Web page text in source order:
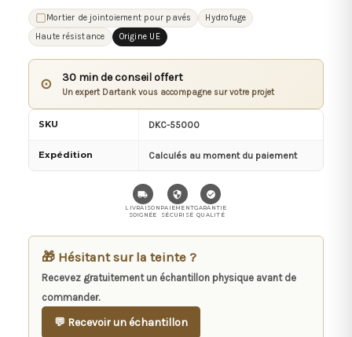
Mortier de jointoiement pour pavés
Hydrofuge
Haute résistance
Origine UE
⊙ 30 min de conseil offert
Un expert Dartank vous accompagne sur votre projet
SKU DKC-55000
Expédition Calculés au moment du paiement
LIVRAISON
SOIGNÉE
PAIEMENT
SÉCURISÉ
GARANTIE
QUALITÉ
🎁 Hésitant sur la teinte ?
Recevez gratuitement un échantillon physique avant de
commander.
💬 Recevoir un échantillon